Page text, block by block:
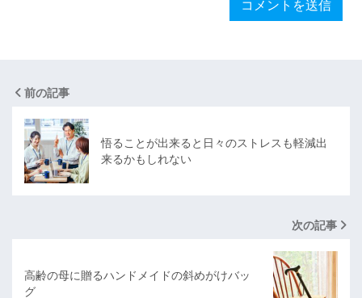
前の記事
悟ることが出来ると日々のストレスも軽減出
来るかもしれない
次の記事
高齢の母に贈るハンドメイドの斜めがけバッ
グ